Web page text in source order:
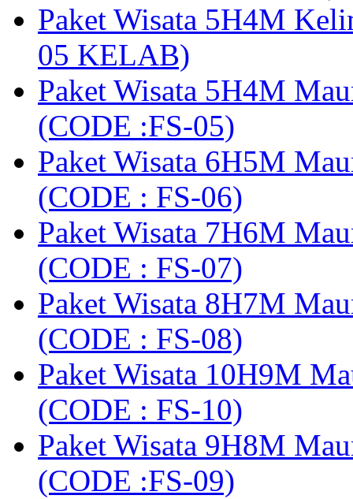
Paket Wisata 5H4M
05 KELAB)
Paket Wisata 5H4M
(CODE :FS-05)
Paket Wisata 6H5M
(CODE : FS-06)
Paket Wisata 7H6M
(CODE : FS-07)
Paket Wisata 8H7M
(CODE : FS-08)
Paket Wisata 10H9M
(CODE : FS-10)
Paket Wisata 9H8M
(CODE :FS-09)